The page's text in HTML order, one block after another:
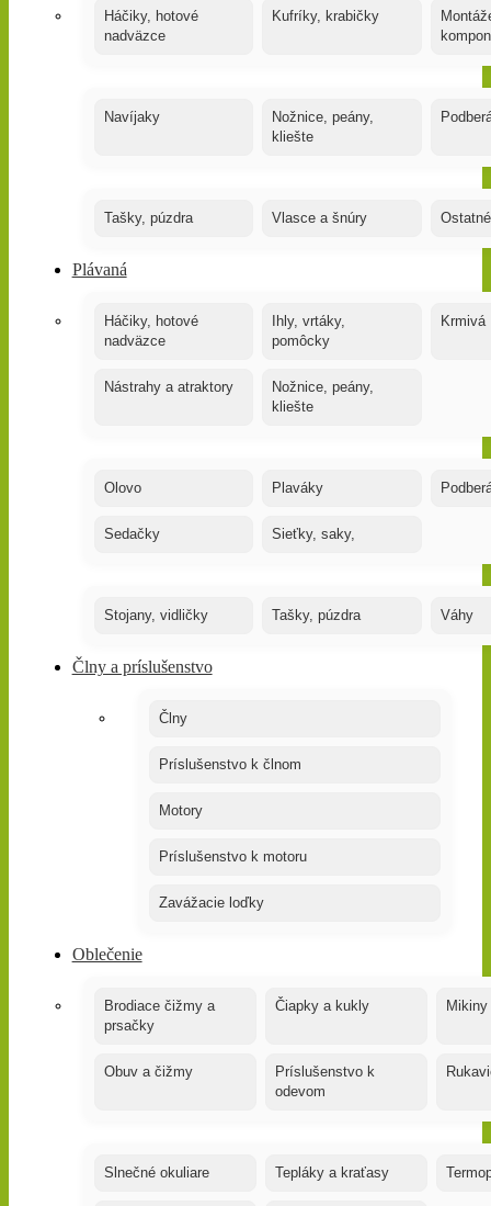
Háčiky, hotové
nadväzce
Kufríky, krabičky
Navíjaky
Nožnice, peány,
kliešte
Tašky, púzdra Vlasce a šnúry
Plávaná
Háčiky, hotové
nadväzce
Ihly, vrtáky,
pomôcky
Krmivá
Nástrahy a atraktory
Nožnice, peány,
kliešte
Olovo Plaváky
Sedačky Sieťky, saky,
Stojany, vidličky Tašky, púzdra Váhy
Člny a príslušenstvo
Člny
Príslušenstvo k člnom
Motory
Príslušenstvo k motoru
Zavážacie loďky
Oblečenie
Brodiace čižmy a
prsačky
Čiapky a kukly Mikiny
Obuv a čižmy
Príslušenstvo k
odevom
Slnečné okuliare Tepláky a kraťasy